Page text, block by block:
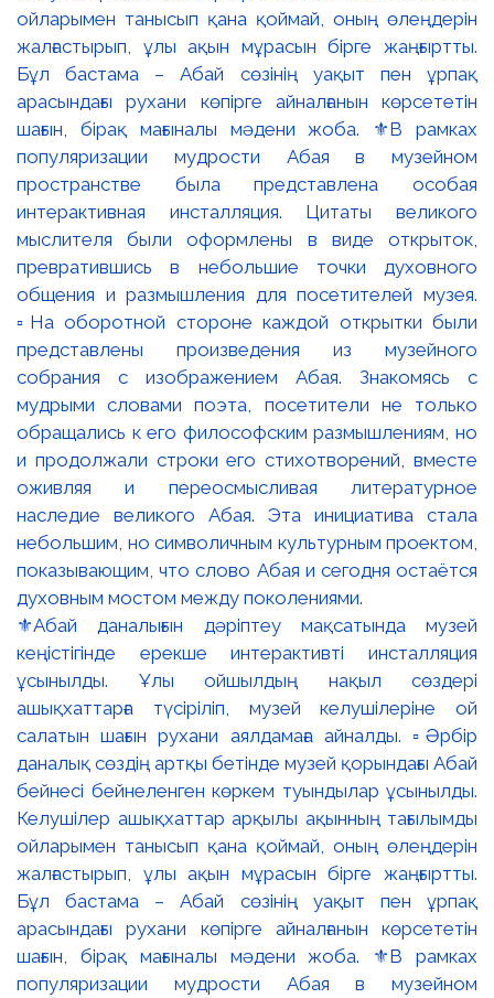
⚜️Абай даналығын дәріптеу мақсатында музей
кеңістігінде ерекше интерактивті инсталляция
ұсынылды. Ұлы ойшылдың нақыл сөздері
ашықхаттарға түсіріліп, музей келушілеріне ой
салатын шағын рухани аялдамаға айналды. ▫️Әрбір
даналық сөздің артқы бетінде музей қорындағы Абай
бейнесі бейнеленген көркем туындылар ұсынылды.
Келушілер ашықхаттар арқылы ақынның тағылымды
ойларымен танысып қана қоймай, оның өлеңдерін
жалғастырып, ұлы ақын мұрасын бірге жаңғыртты.
Бұл бастама – Абай сөзінің уақыт пен ұрпақ
арасындағы рухани көпірге айналғанын көрсететін
шағын, бірақ мағыналы мәдени жоба. ⚜️В рамках
популяризации мудрости Абая в музейном